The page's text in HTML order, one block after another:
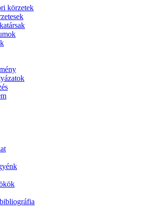
körzetek